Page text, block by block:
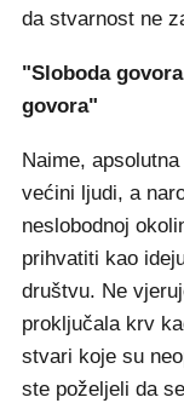
da stvarnost ne
"Sloboda
govora"
Naime,
većini ljudi, a
neslobodnoj
prihvatiti kao
društvu. Ne
proključala krv
stvari koje su
ste poželjeli da